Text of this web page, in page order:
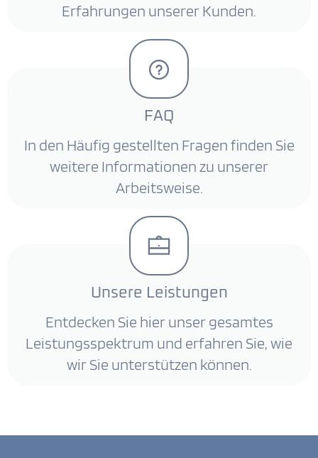
Erfahrungen unserer Kunden.
FAQ
In den Häufig gestellten Fragen finden Sie
weitere Informationen zu unserer
Arbeitsweise.
Unsere Leistungen
Entdecken Sie hier unser gesamtes
Leistungsspektrum und erfahren Sie, wie
wir Sie unterstützen können.